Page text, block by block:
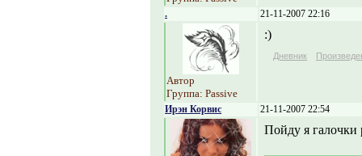
. 21-11-2007 22:16
Автор
Группа: Passive
:)
Дневник
Ирэн Корвис 21-11-2007 22:54
Пойду я галочки